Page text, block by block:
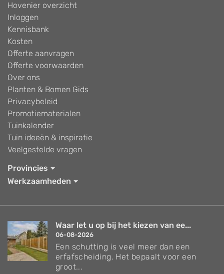
Hovenier overzicht
Inloggen
Kennisbank
Kosten
Offerte aanvragen
Offerte voorwaarden
Over ons
Planten & Bomen Gids
Privacybeleid
Promotiematerialen
Tuinkalender
Tuin ideeën & inspiratie
Veelgestelde vragen
Provincies
Werkzaamheden
Waar let u op bij het kiezen van ee...
06-08-2026
Een schutting is veel meer dan een
erfafscheiding. Het bepaalt voor een
groot...